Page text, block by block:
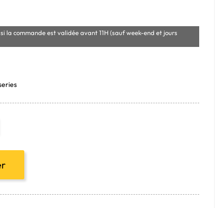
la commande est validée avant 11H (sauf week-end et jours